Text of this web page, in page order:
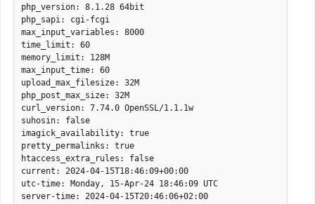
php_version: 8.1.28 64bit
php_sapi: cgi-fcgi
max_input_variables: 8000
time_limit: 60
memory_limit: 128M
max_input_time: 60
upload_max_filesize: 32M
php_post_max_size: 32M
curl_version: 7.74.0 OpenSSL/1.1.1w
suhosin: false
imagick_availability: true
pretty_permalinks: true
htaccess_extra_rules: false
current: 2024-04-15T18:46:09+00:00
utc-time: Monday, 15-Apr-24 18:46:09 UTC
server-time: 2024-04-15T20:46:06+02:00